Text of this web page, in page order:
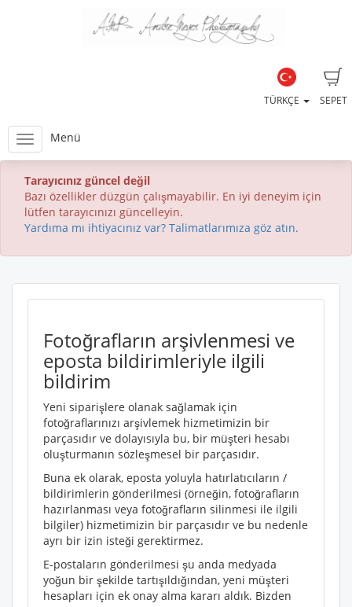
SEPET
TÜRKÇE
Menü
Tarayıcınız güncel değil
Bazı özellikler düzgün çalışmayabilir. En iyi deneyim için
lütfen tarayıcınızı güncelleyin.
Yardıma mı ihtiyacınız var? Talimatlarımıza göz atın.
Fotoğrafların arşivlenmesi ve
eposta bildirimleriyle ilgili
bildirim
Yeni siparişlere olanak sağlamak için
fotoğraflarınızı arşivlemek hizmetimizin bir
parçasıdır ve dolayısıyla bu, bir müşteri hesabı
oluşturmanın sözleşmesel bir parçasıdır.
Buna ek olarak, eposta yoluyla hatırlatıcıların /
bildirimlerin gönderilmesi (örneğin, fotoğrafların
hazırlanması veya fotoğrafların silinmesi ile ilgili
bilgiler) hizmetimizin bir parçasıdır ve bu nedenle
ayrı bir izin isteği gerektirmez.
E-postaların gönderilmesi şu anda medyada
yoğun bir şekilde tartışıldığından, yeni müşteri
hesapları için ek onay alma kararı aldık. Bizden